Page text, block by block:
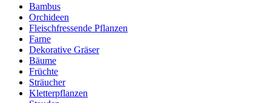
Bambus
Orchideen
Fleischfressende Pflanzen
Farne
Dekorative Gräser
Bäume
Früchte
Sträucher
Kletterpflanzen